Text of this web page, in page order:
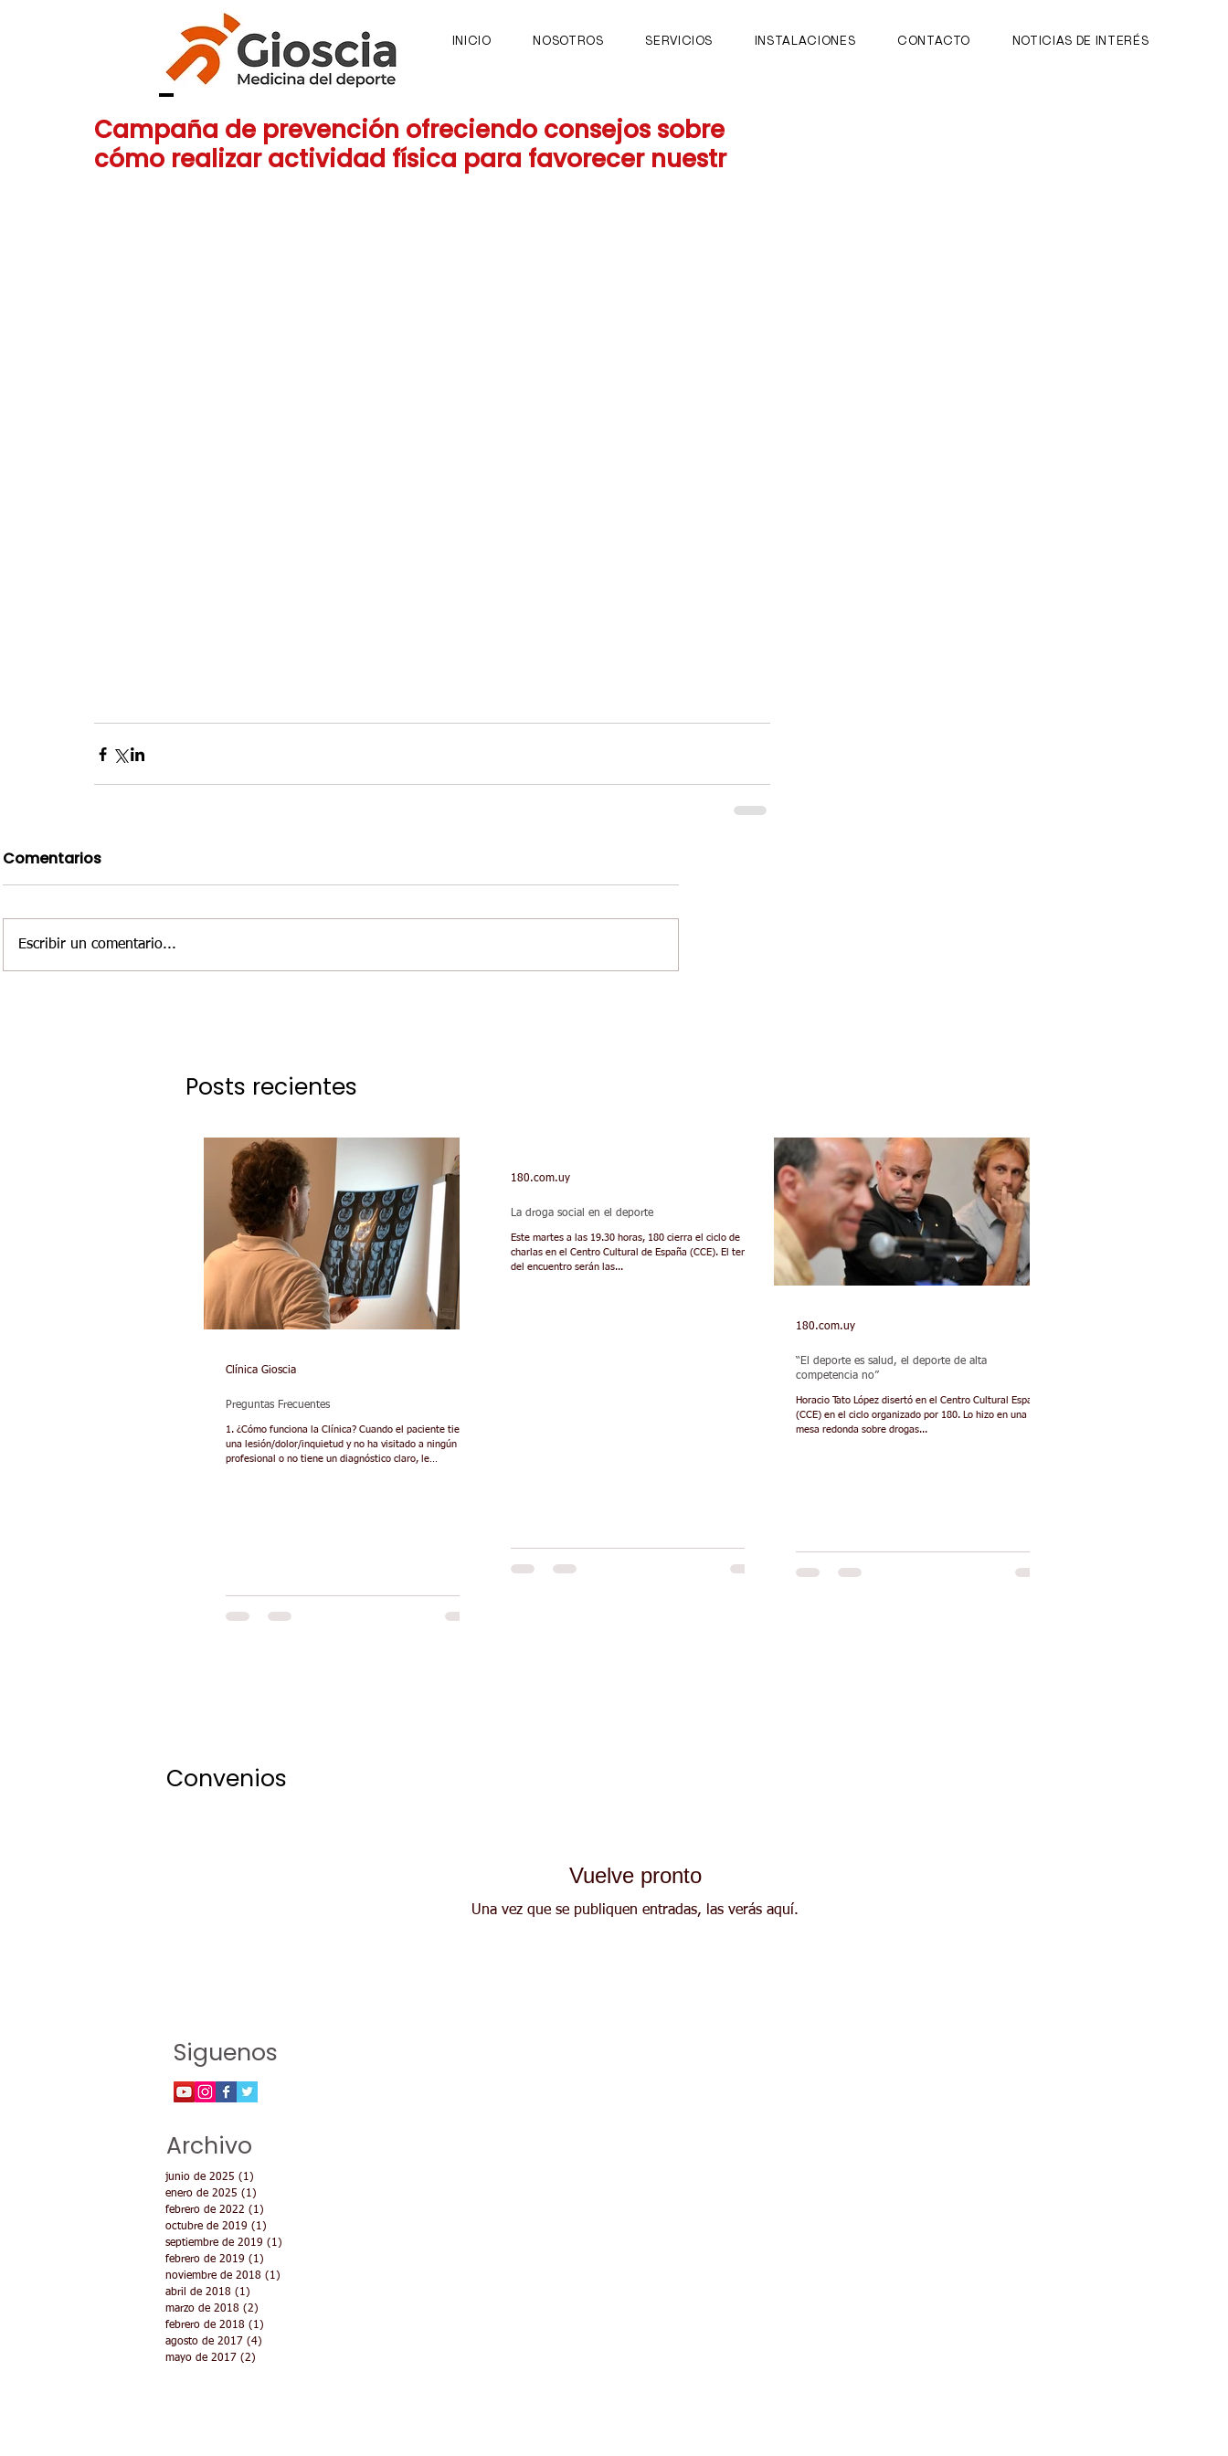
INICIO NOSOTROS SERVICIOS INSTALACIONES CONTACTO NOTICIAS DE INTERÉS
Campaña de prevención ofreciendo consejos sobre
cómo realizar actividad física para favorecer nuestr
Comentarios
Escribir un comentario...
Posts recientes
Preguntas Frecuentes
1. ¿Cómo funciona la Clínica? Cuando el paciente tiene
una lesión/dolor/inquietud y no ha visitado a ningún
profesional o no tiene un diagnóstico claro, le
Clínica Gioscia
La droga social en el deporte
Este martes a las 19.30 horas, 180 cierra el ciclo de
charlas en el Centro Cultural de España (CCE). El tema
del encuentro serán las...
180.com.uy
“El deporte es salud, el deporte de alta
competencia no”
Horacio Tato López disertó en el Centro Cultural España
(CCE) en el ciclo organizado por 180. Lo hizo en una
mesa redonda sobre drogas...
180.com.uy
Convenios
Vuelve pronto
Una vez que se publiquen entradas, las verás aquí.
Siguenos
Archivo
junio de 2025 (1)
enero de 2025 (1)
febrero de 2022 (1)
octubre de 2019 (1)
septiembre de 2019 (1)
febrero de 2019 (1)
noviembre de 2018 (1)
abril de 2018 (1)
marzo de 2018 (2)
febrero de 2018 (1)
agosto de 2017 (4)
mayo de 2017 (2)